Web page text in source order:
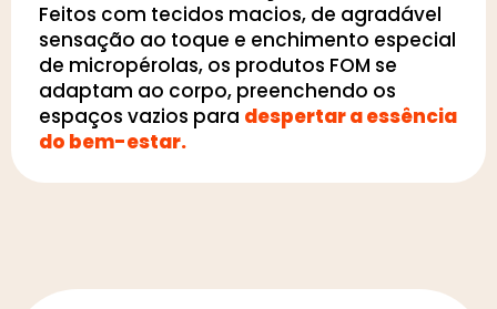
Feitos com tecidos macios, de agradável
sensação ao toque e enchimento especial
de micropérolas, os produtos FOM se
adaptam ao corpo, preenchendo os
espaços vazios para despertar a essência
do bem-estar.